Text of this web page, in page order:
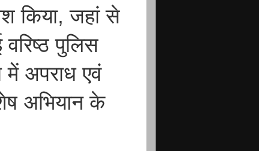
किया, जहां से
पुलिस
में अपराध एवं
अभियान के